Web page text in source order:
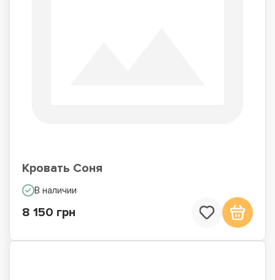
Кровать Соня
В наличии
8 150 грн